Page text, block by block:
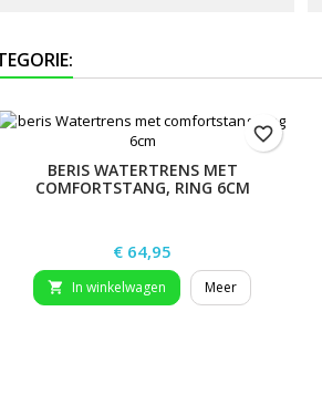
BERIS WATERTRENS MET
COMFORTSTANG, RING 6CM
Prijs
€ 64,95
 In winkelwagen Meer
favorite_border